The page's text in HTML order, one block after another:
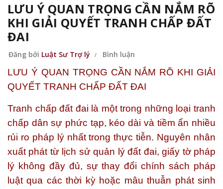
LƯU Ý QUAN TRỌNG CẦN NẮM RÕ
KHI GIẢI QUYẾT TRANH CHẤP ĐẤT
ĐAI
Đăng bởi Luật Sư Trợ lý Bình luận
LƯU Ý QUAN TRỌNG CẦN NẮM RÕ KHI GIẢI
QUYẾT TRANH CHẤP ĐẤT ĐAI
Tranh chấp đất đai là một trong những loại tranh
chấp dân sự phức tạp, kéo dài và tiềm ẩn nhiều
rủi ro pháp lý nhất trong thực tiễn. Nguyên nhân
xuất phát từ lịch sử quản lý đất đai, giấy tờ pháp
lý không đầy đủ, sự thay đổi chính sách pháp
luật qua các thời kỳ hoặc mâu thuẫn phát sinh